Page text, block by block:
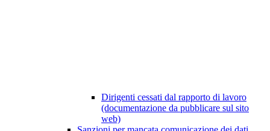
Dirigenti cessati dal rapporto di lavoro
(documentazione da pubblicare sul sito
web)